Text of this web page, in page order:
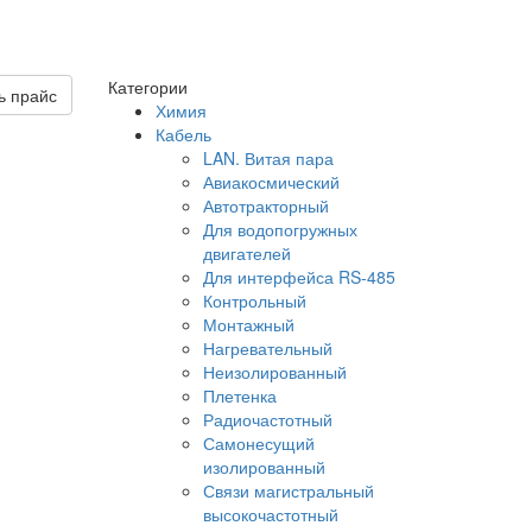
прайс
Категории
Химия
Кабель
LAN. Витая пара
Авиакосмический
Автотракторный
Для водопогружных
двигателей
Для интерфейса RS-485
Контрольный
Монтажный
Нагревательный
Неизолированный
Плетенка
Радиочастотный
Самонесущий
изолированный
Связи магистральный
высокочастотный